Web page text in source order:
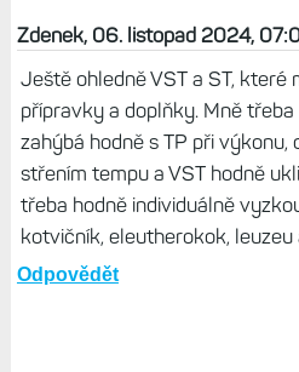
Zdenek, 06. listopad 2024,
Ještě ohledně VST a ST, které
přípravky a doplňky. Mně
zahýbá hodně s TP při výkonu,
střením tempu a VST hodně
třeba hodně individuálně
kotvičník, eleutherokok, leuzeu
Odpovědět